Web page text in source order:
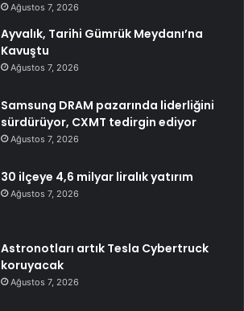
Ağustos 7, 2026
Ayvalık, Tarihi Gümrük Meydanı’na
Kavuştu
Ağustos 7, 2026
Samsung DRAM pazarında liderliğini
sürdürüyor, CXMT tedirgin ediyor
Ağustos 7, 2026
30 ilçeye 4,6 milyar liralık yatırım
Ağustos 7, 2026
Astronotları artık Tesla Cybertruck
koruyacak
Ağustos 7, 2026